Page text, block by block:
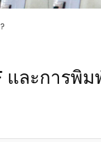
และการพิ